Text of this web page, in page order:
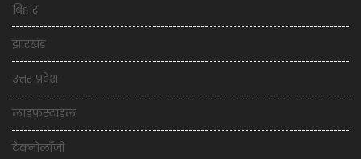
बिहार
झारखंड
उत्तर प्रदेश
लाइफस्टाइल
टेक्नोलॉजी